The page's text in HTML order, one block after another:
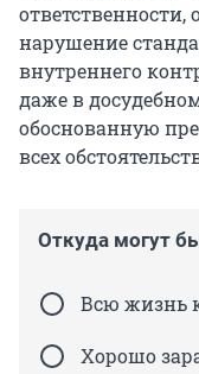
ответственности,
нарушение
внутреннего
даже в
обоснованную
всех
Откуда могут
Всю жизнь
Хорошо